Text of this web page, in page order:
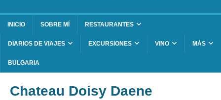
INICIO SOBRE MÍ RESTAURANTES
DIARIOS DE VIAJES EXCURSIONES VINO MÁS
BULGARIA
Chateau Doisy Daene